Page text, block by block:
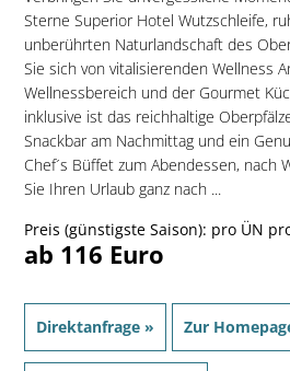
Sterne Superior Hotel Wutzschleife,
unberührten Naturlandschaft des
Sie sich von vitalisierenden Wellness
Wellnessbereich und der Gourmet
inklusive ist das reichhaltige
Snackbar am Nachmittag und ein
Chef´s Büffet zum Abendessen, nach
Sie Ihren Urlaub ganz nach ...
Preis (günstigste Saison): pro ÜN
ab 116 Euro
Direktanfrage » Zur